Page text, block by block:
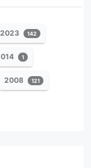
2023 142
1
2008 121